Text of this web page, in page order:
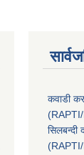
कवाडी
(RAPTI/
सिलबन्दी